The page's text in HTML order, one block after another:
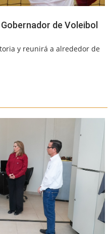
de Voleibol
y reunirá a alrededor de